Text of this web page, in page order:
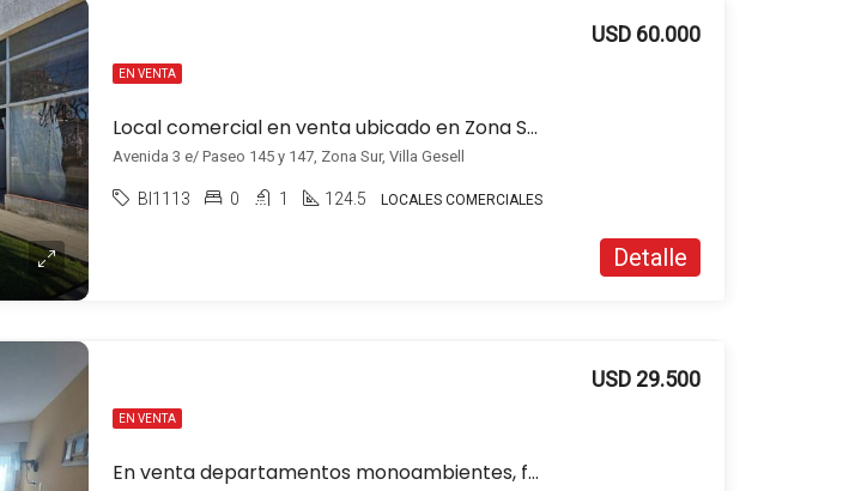
EN VENTA
Local comercial en venta ubicado en Zona Sur
USD 60.000
Avenida 3 e/ Paseo 145 y 147, Zona Sur, Villa Gesell
BI1113 0 1 124.5 LOCALES COMERCIALES
Detalle
EN VENTA
En venta departamentos monoambientes, frente al mar en Zona Centro, Villa Gesell
USD 29.500